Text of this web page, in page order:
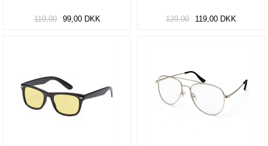
119,00 99,00 DKK 129,00 119,00 DKK